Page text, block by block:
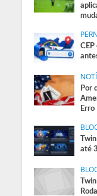
Por
Erro
até